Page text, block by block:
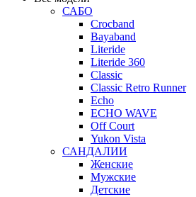
САБО
Crocband
Bayaband
Literide
Literide 360
Classic
Classic Retro Runner
Echo
ECHO WAVE
Off Court
Yukon Vista
САНДАЛИИ
Женские
Мужские
Детские